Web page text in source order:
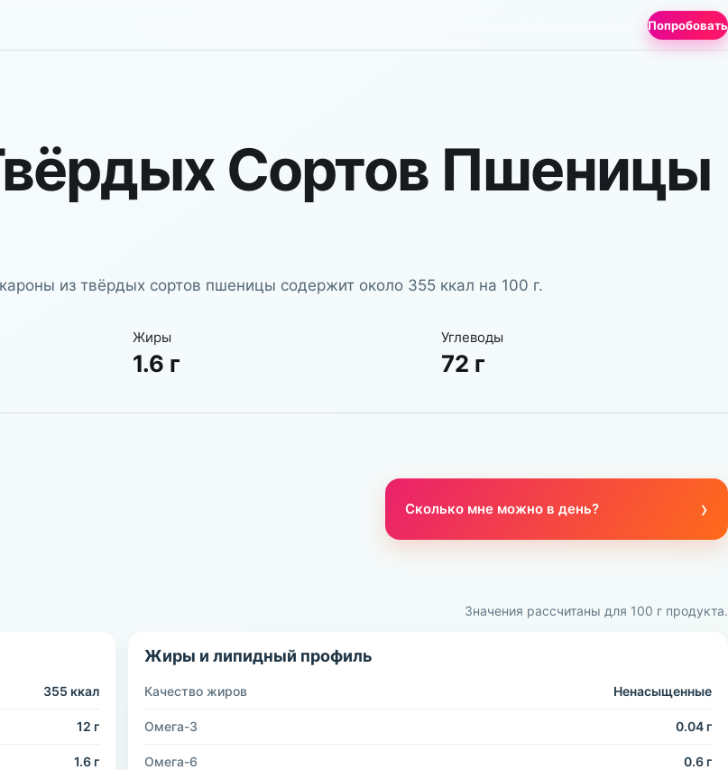
Попробовать
Сортов Пшеницы
из твёрдых сортов пшеницы содержит около 355 ккал на 100 г.
Жиры
1.6 г
Углеводы
72 г
Сколько мне можно в день? ›
Значения рассчитаны для 100 г продукта.
355 ккал
12 г
1.6 г
Жиры и липидный профиль
Качество жиров Ненасыщенные
Омега-3 0.04 г
Омега-6 0.6 г